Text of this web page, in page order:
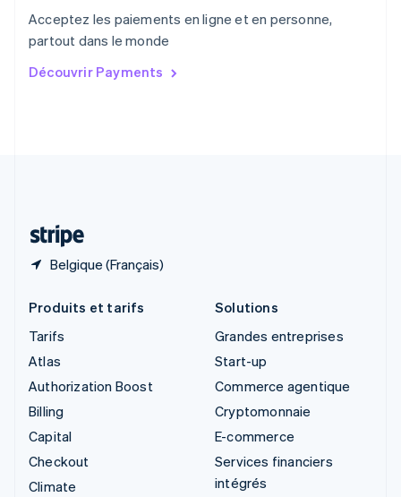
Acceptez les paiements en ligne et en personne,
partout dans le monde
Découvrir Payments
Belgique (Français)
Singapour
English简体中文
English
Produits et tarifs
Tarifs
Atlas
Authorization Boost
Billing
Capital
Checkout
Climate
Solutions
Grandes entreprises
Start-up
Commerce agentique
Cryptomonnaie
E-commerce
Services financiers
intégrés